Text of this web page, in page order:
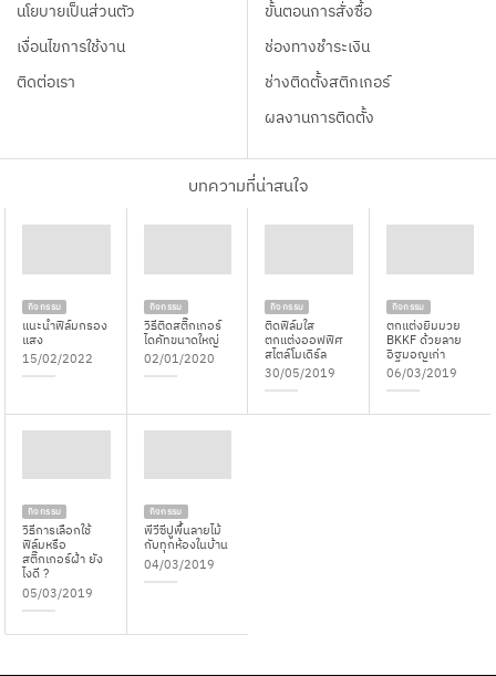
นโยบายเป็นส่วนตัว
เงื่อนไขการใช้งาน
ติดต่อเรา
ขั้นตอนการสั่งซื้อ
ช่องทางชำระเงิน
ช่างติดตั้งสติกเกอร์
ผลงานการติดตั้ง
บทความที่น่าสนใจ
กิจกรรม
แนะนำฟิล์มกรอง
แสง
15/02/2022
กิจกรรม
วิธีติดสติ๊กเกอร์
ไดคัทขนาดใหญ่
02/01/2020
กิจกรรม
ติดฟิล์มใส
ตกแต่งออฟฟิศ
สไตล์โมเดิร์ล
30/05/2019
กิจกรรม
ตกแต่งยิมมวย
BKKF ด้วยลาย
อิฐมอญเก่า
06/03/2019
กิจกรรม
วิธีการเลือกใช้
ฟิล์มหรือ
สติ๊กเกอร์ฝ้า ยัง
ไงดี ?
05/03/2019
กิจกรรม
พีวีซีปูพื้นลายไม้
กับทุกห้องในบ้าน
04/03/2019